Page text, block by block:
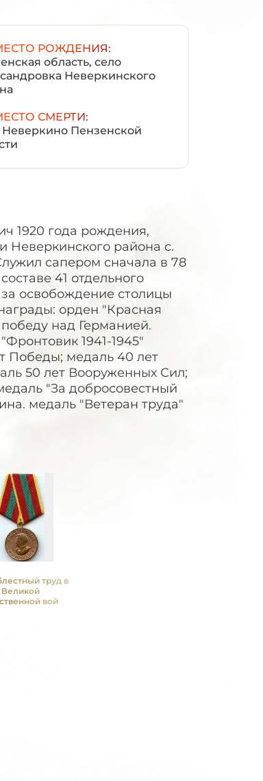
РОЖДЕНИЯ:
область, село
Неверкинского
СМЕРТИ:
Неверкино Пензенской
1920 года рождения,
Неверкинского района с.
сапером сначала в 78
41 отдельного
за освобождение столицы
орден "Красная
над Германией.
1941-1945"
Победы; медаль 40 лет
50 лет Вооруженных Сил;
"За добросовестный
медаль "Ветеран труда"
труд в
Великой
войне